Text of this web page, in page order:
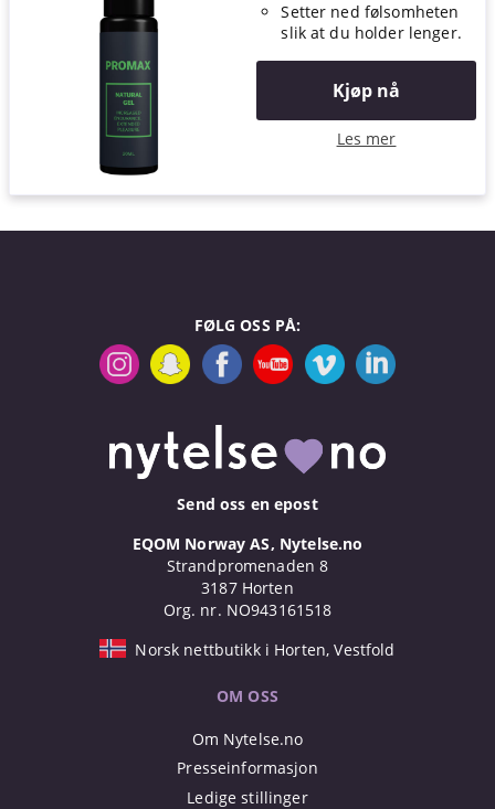
Setter ned følsomheten
slik at du holder lenger.
Kjøp nå
Les mer
FØLG OSS PÅ:
Send oss en epost
EQOM Norway AS, Nytelse.no
Strandpromenaden 8
3187 Horten
Org. nr. NO943161518
Norsk nettbutikk i Horten, Vestfold
OM OSS
Om Nytelse.no
Presseinformasjon
Ledige stillinger